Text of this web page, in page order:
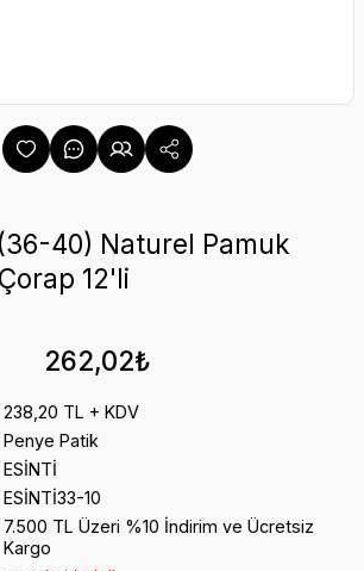
40) Naturel Pamuk
12'li
262,02₺
238,20 TL + KDV
Penye Patik
ESİNTİ
ESİNTİ33-10
7.500 TL Üzeri %10 İndirim ve Ücretsiz
Kargo